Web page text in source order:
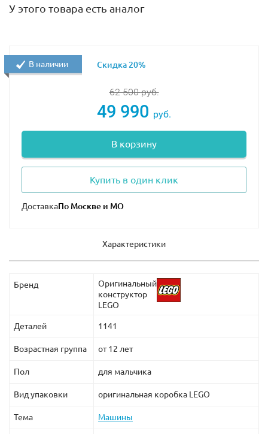
входящие в комплект:
У этого товара есть аналог
62 500руб.
49 990 руб.
В корзину
Купить в один клик
Доставка
В наличии Скидка 20%
Характеристики
Бренд
Оригинальный
конструктор
LEGO
Деталей 1141
Возрастная группа от 12 лет
Пол для мальчика
Вид упаковки оригинальная коробка LEGO
Тема Машины